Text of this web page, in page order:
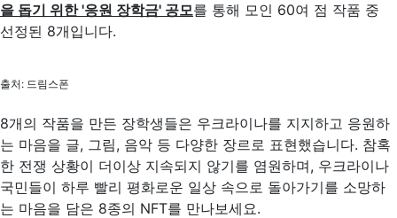
을 돕기 위한 '응원 장학금' 공모를 통해 모인 60여 점 작품 중
선정된 8개입니다.
출처: 드림스폰
8개의 작품을 만든 장학생들은 우크라이나를 지지하고 응원하
는 마음을 글, 그림, 음악 등 다양한 장르로 표현했습니다. 참혹
한 전쟁 상황이 더이상 지속되지 않기를 염원하며, 우크라이나
국민들이 하루 빨리 평화로운 일상 속으로 돌아가기를 소망하
는 마음을 담은 8종의 NFT를 만나보세요.